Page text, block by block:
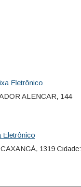
Eletrônico
ALENCAR, 144
Eletrônico
1319 Cidade: